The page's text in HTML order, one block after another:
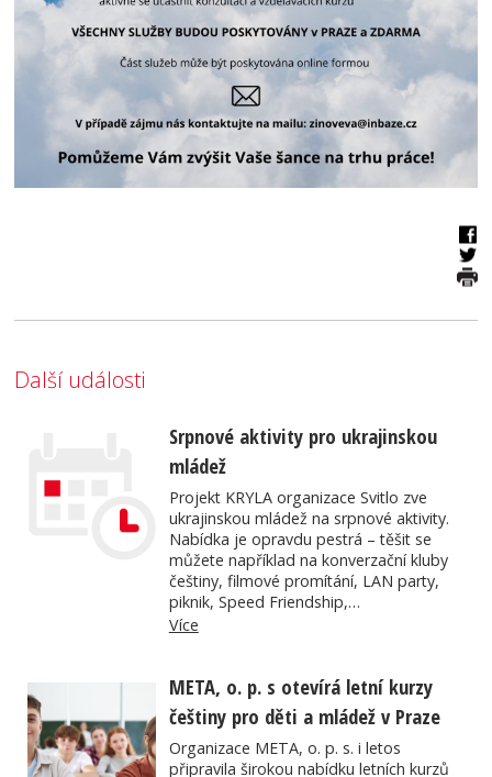
Další události
Srpnové aktivity pro ukrajinskou
mládež
Projekt KRYLA organizace Svitlo zve
ukrajinskou mládež na srpnové aktivity.
Nabídka je opravdu pestrá – těšit se
můžete například na konverzační kluby
češtiny, filmové promítání, LAN party,
piknik, Speed Friendship,…
Více
META, o. p. s otevírá letní kurzy
češtiny pro děti a mládež v Praze
Organizace META, o. p. s. i letos
připravila širokou nabídku letních kurzů